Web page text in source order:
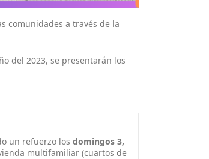
comunidades a través de la
del 2023, se presentarán los
un refuerzo los domingos 3,
multifamiliar (cuartos de